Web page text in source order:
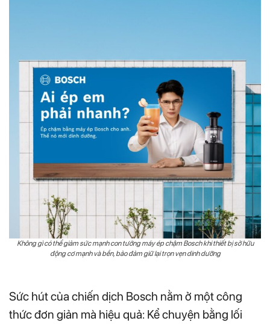
Không gì có thể giảm sức mạnh con tướng máy ép chậm Bosch khi thiết bị sở hữu
động cơ mạnh và bền, bảo đảm giữ lại trọn vẹn dinh dưỡng
Sức hút của chiến dịch Bosch nằm ở một công
thức đơn giản mà hiệu quả: Kể chuyện bằng lối